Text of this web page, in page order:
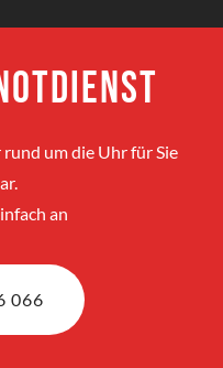
um die Uhr für Sie
an
066